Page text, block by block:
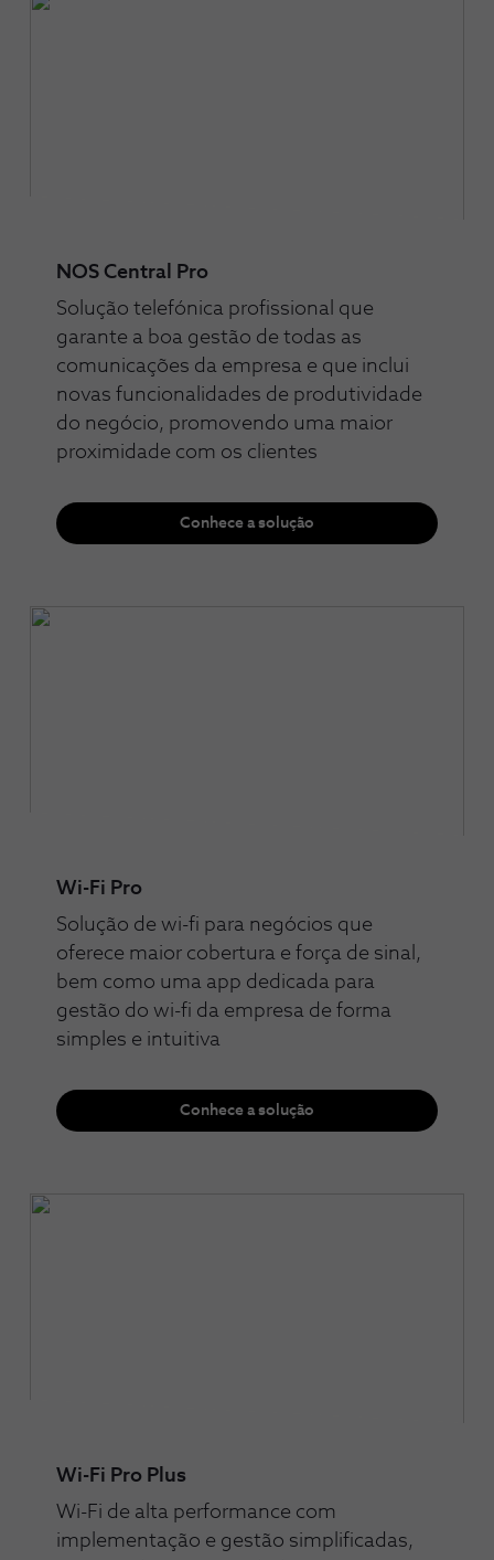
NOS Central Pro
Solução telefónica profissional que
garante a boa gestão de todas as
comunicações da empresa e que inclui
novas funcionalidades de produtividade
do negócio, promovendo uma maior
proximidade com os clientes
Conhece a solução
Wi-Fi Pro
Solução de wi-fi para negócios que
oferece maior cobertura e força de sinal,
bem como uma app dedicada para
gestão do wi-fi da empresa de forma
simples e intuitiva
Conhece a solução
Wi-Fi Pro Plus
Wi-Fi de alta performance com
implementação e gestão simplificadas,